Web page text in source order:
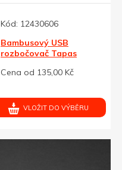
Kód: 12430606
Bambusový USB
rozbočovač Tapas
Cena od 135,00 Kč
VLOŽIT DO VÝBĚRU